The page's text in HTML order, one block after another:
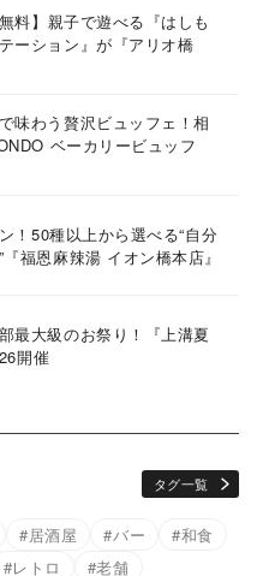
料】親子で遊べる『はしも
ーション』が『アリオ橋
味わう贅沢ビュッフェ！相
ベーカリービュッフ
！50種以上から選べる“自分
福恩麻辣湯 イオン橋本店』
最大級のお祭り！『上溝夏
開催
タグ一覧
居酒屋 バー
和食
レトロ 老舗